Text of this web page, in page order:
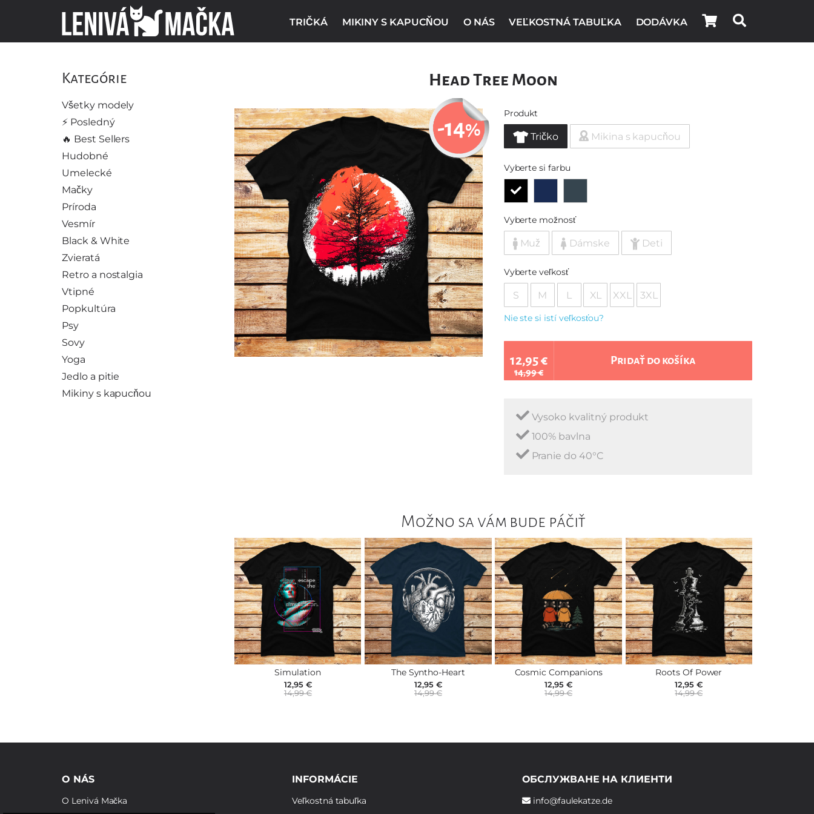
TRIČKÁ MIKINY S KAPUCŇOU O NÁS VEĽKOSTNÁ TABUĽKA DODÁVKA
Kategórie
Všetky modely
⚡️ Posledný
🔥 Best Sellers
Hudobné
Umelecké
Mačky
Príroda
Vesmír
Black & White
Zvieratá
Retro a nostalgia
Vtipné
Popkultúra
Psy
Sovy
Yoga
Jedlo a pitie
Mikiny s kapucňou
Head Tree Moon
-14%
Produkt
Tričko Mikina s kapucňou
Vyberte si farbu
Vyberte možnosť
Muž Dámske Deti
Vyberte veľkosť
S M L XL XXL 3XL
Nie ste si istí veľkosťou?
12,95 €
14,99 €
Pridať do košíka
Vysoko kvalitný produkt
100% bavlna
Pranie do 40°C
Možno sa vám bude páčiť
Simulation
12,95 €
14,99 €
The Syntho-Heart
12,95 €
14,99 €
Cosmic Companions
12,95 €
14,99 €
Roots Of Power
12,95 €
14,99 €
O NÁS
O Lenivá Mačka
INFORMÁCIE
Veľkostná tabuľka
ОБСЛУЖВАНЕ НА КЛИЕНТИ
info@faulekatze.de